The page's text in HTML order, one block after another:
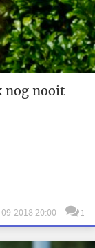
nog nooit
2018 20:00 1